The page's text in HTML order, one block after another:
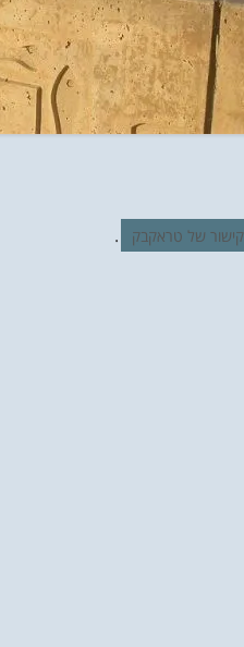
קישור של טראקבק .